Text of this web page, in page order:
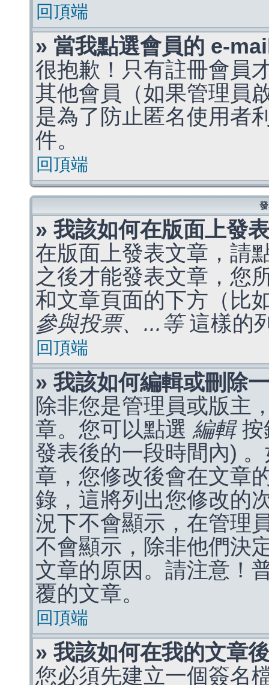
回頂端
» 當我點選會員的 e-
很抱歉！只有註冊會員
其他會員（如果管理員
是為了防止匿名使用者
件。
回頂端
» 我該如何在版面上發
在版面上發表文章，請
之後才能發表文章，您
和文章頁面的下方（比
參與投票、...等這樣的
回頂端
» 我該如何編輯或刪除
除非您是管理員或版主
章。您可以點選 編輯按
發表後的一段時間內)
章，您修改後會在文章
錄，這將列出您修改的
況下不會顯示，在管理
不會顯示，除非他們決
文章的原因。請注意！
覆的文章。
回頂端
» 我該如何在我的文章
您必須先建立一個簽名